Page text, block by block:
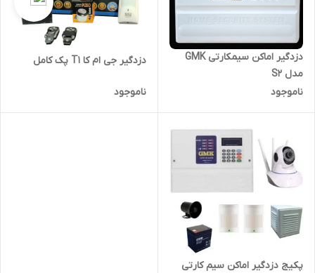
دزدگیر اماکن سیمکارتی GMK
مدل S2
ناموجود
دزدگیر جی ام کا T1 پک کامل
ناموجود
پکیج دزدگیر اماکن سیم کارتی